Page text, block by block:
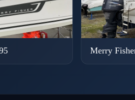
Merry